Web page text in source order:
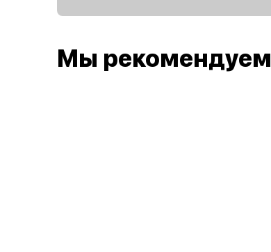
Мы рекомендуем